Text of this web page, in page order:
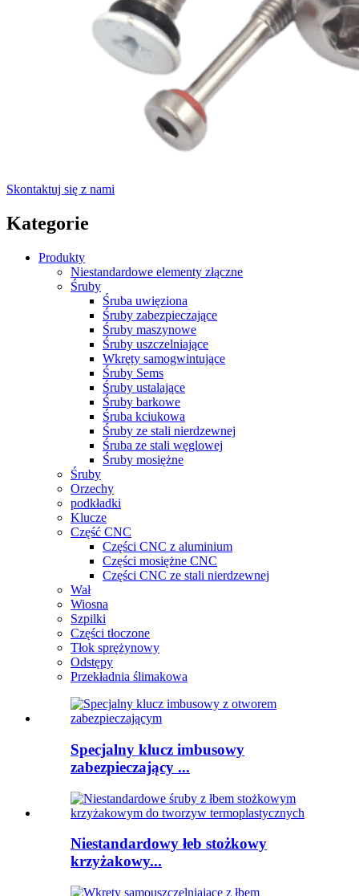
Skontaktuj się z nami
Kategorie
Produkty
Niestandardowe elementy złączne
Śruby
Śruba uwięziona
Śruby zabezpieczające
Śruby maszynowe
Śruby uszczelniające
Wkręty samogwintujące
Śruby Sems
Śruby ustalające
Śruby barkowe
Śruba kciukowa
Śruby ze stali nierdzewnej
Śruba ze stali węglowej
Śruby mosiężne
Śruby
Orzechy
podkładki
Klucze
Część CNC
Części CNC z aluminium
Części mosiężne CNC
Części CNC ze stali nierdzewnej
Wał
Wiosna
Szpilki
Części tłoczone
Tłok sprężynowy
Odstępy
Przekładnia ślimakowa
Specjalny klucz imbusowy
zabezpieczający ...
Niestandardowy łeb stożkowy
krzyżakowy...